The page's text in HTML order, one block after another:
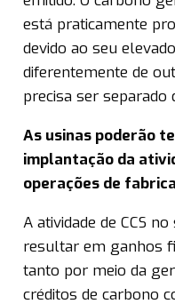
está praticamente
devido ao seu
diferentemente de
precisa ser separado
As usinas poderão
implantação da
operações de
A atividade de CCS
resultar em ganhos
tanto por meio da
créditos de carbono